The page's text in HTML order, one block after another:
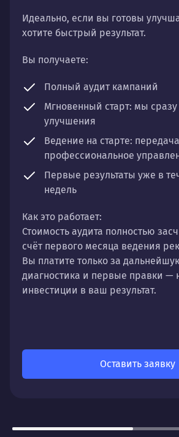
Идеально, если вы готовы
хотите быстрый результат.
Вы получаете:
Полный аудит кампаний
Мгновенный старт: мы
улучшения
Ведение на старте:
профессиональное
Первые результаты уже в
недель
Как это работает:
Стоимость аудита полностью
счёт первого месяца ведения
Вы платите только за
диагностика и первые правки —
инвестиции в ваш результат.
Оставить заявку